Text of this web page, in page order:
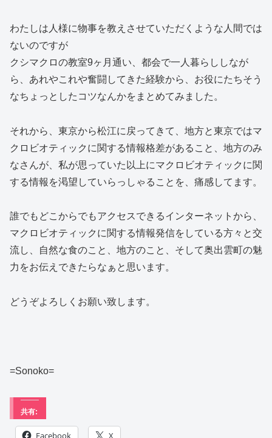
わたしは人様に物事を教えさせていただくような人間では
ないのですが
クシマクロの教室9ヶ月通い、都会で一人暮らししなが
ら、あれやこれや奮闘してきた経験から、お役にたちそう
なちょっとしたコツなんかをまとめてみました。
それから、東京から松江に戻ってきて、地方と東京ではマ
クロビオティックに関する情報格差があること、地方のみ
なさんが、私が思っていた以上にマクロビオティックに関
する情報を渇望していらっしゃることを、痛感してます。
誰でもどこからでもアクセスできるインターネットから、
マクロビオティックに関する情報発信をしている方々と交
流し、自然な食のこと、地方のこと、そして奥出雲町の魅
力をお伝えできたらなぁと思います。
どうぞよろしくお願い致します。
=Sonoko=
共有:
Facebook X